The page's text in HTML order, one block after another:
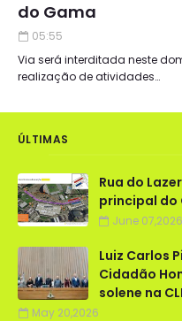
do Gama
05:55
Via será interditada neste
realização de atividades…
ÚLTIMAS
Rua do
principal do
June 07,2026
Luiz Carlos
Cidadão
solene na
May 20,2026